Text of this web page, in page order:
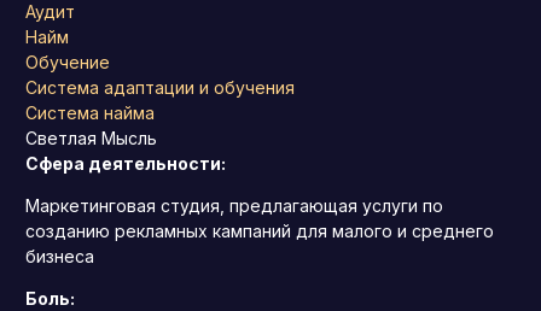
Аудит
Найм
Обучение
Система адаптации и обучения
Система найма
Светлая Мысль
Сфера деятельности:
Маркетинговая студия, предлагающая услуги по
созданию рекламных кампаний для малого и среднего
бизнеса
Боль: